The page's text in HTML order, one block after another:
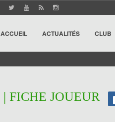
ACCUEIL ACTUALITÉS CLUB
| FICHE JOUEUR